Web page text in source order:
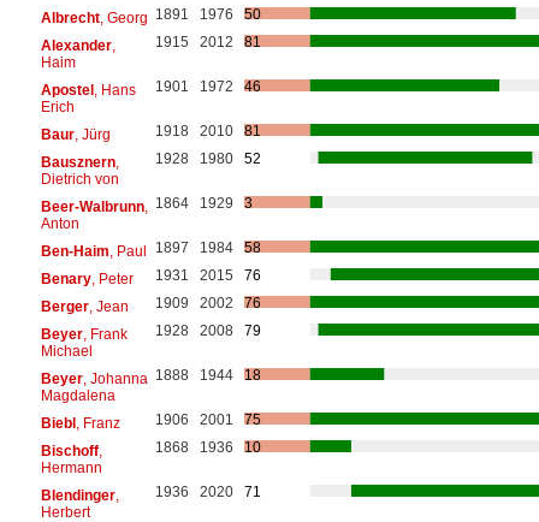
Albrecht, Georg 1891 1976
50
Alexander,
Haim
1915 2012 81
Apostel, Hans
Erich
1901 1972 46
Baur, Jürg 1918 2010
81
Bausznern,
Dietrich von
1928 1980 52
Beer-Walbrunn,
Anton
1864 1929 3
Ben-Haim , Paul 1897 1984
58
Benary, Peter 1931 2015
76
Berger, Jean 1909 2002
76
Beyer, Frank
Michael
1928 2008 79
Beyer, Johanna
Magdalena
1888 1944 18
Biebl, Franz 1906 2001
75
Bischoff,
Hermann
1868 1936 10
Blendinger,
Herbert
1936 2020 71